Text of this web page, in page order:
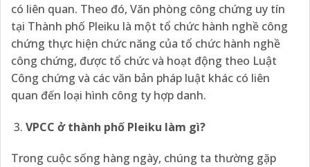
có liên quan. Theo đó, Văn phòng công chứng uy tín
tại Thành phố Pleiku là một tổ chức hành nghề công
chứng thực hiện chức năng của tổ chức hành nghề
công chứng, được tổ chức và hoạt động theo Luật
Công chứng và các văn bản pháp luật khác có liên
quan đến loại hình công ty hợp danh.
VPCC ở thành phố Pleiku làm gì?
Trong cuộc sống hàng ngày, chúng ta thường gặp